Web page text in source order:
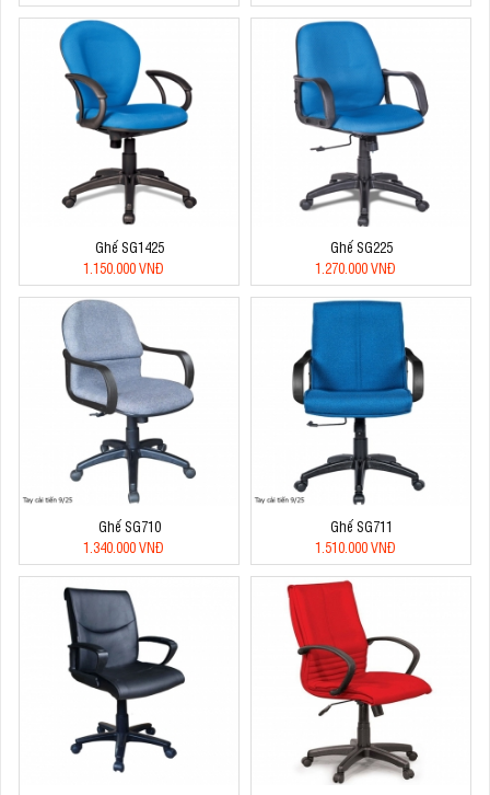
Ghế SG1425
1.150.000 VNĐ
Ghế SG225
1.270.000 VNĐ
Ghế SG710
1.340.000 VNĐ
Ghế SG711
1.510.000 VNĐ